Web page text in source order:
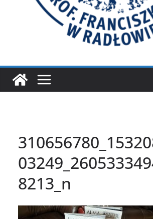
8213_n